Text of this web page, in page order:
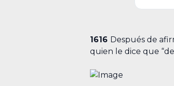
1616 Después de
quien le dice que